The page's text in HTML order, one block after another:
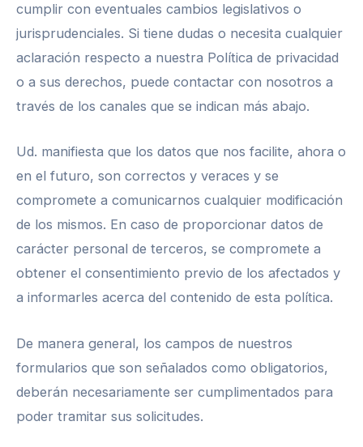
cumplir con eventuales cambios legislativos o
jurisprudenciales. Si tiene dudas o necesita cualquier
aclaración respecto a nuestra Política de privacidad
o a sus derechos, puede contactar con nosotros a
través de los canales que se indican más abajo.
Ud. manifiesta que los datos que nos facilite, ahora o
en el futuro, son correctos y veraces y se
compromete a comunicarnos cualquier modificación
de los mismos. En caso de proporcionar datos de
carácter personal de terceros, se compromete a
obtener el consentimiento previo de los afectados y
a informarles acerca del contenido de esta política.
De manera general, los campos de nuestros
formularios que son señalados como obligatorios,
deberán necesariamente ser cumplimentados para
poder tramitar sus solicitudes.